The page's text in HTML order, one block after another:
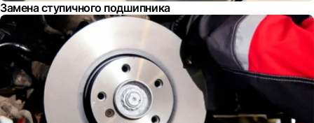
Замена ступичного подшипника